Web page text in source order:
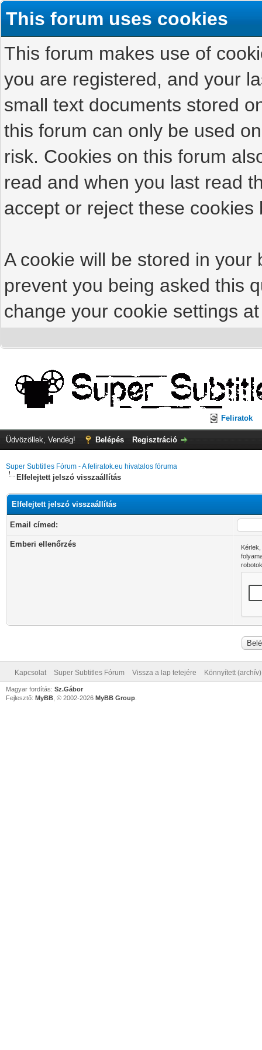
This forum uses cookies
This forum makes use of
you are registered, and your
small text documents stored
this forum can only be used
risk. Cookies on this forum
read and when you last read
accept or reject these cookies
A cookie will be stored in
prevent you being asked this
change your cookie settings
Feliratok
Üdvözöllek, Vendég! Belépés Regisztráció
Super Subtitles Fórum - A feliratok.eu hivatalos fóruma
Elfelejtett jelszó visszaállítás
Elfelejtett jelszó visszaállítás
Email címed:
Emberi ellenőrzés
Kapcsolat Super Subtitles Fórum Vissza a lap tetejére Könnyített
Magyar fordítás: Sz.Gábor
Fejlesztő: MyBB , © 2002-2026 MyBB Group